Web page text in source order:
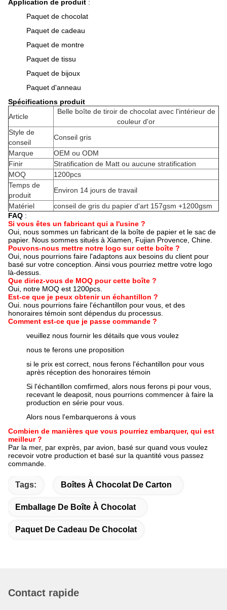
Application de produit :
Paquet de chocolat
Paquet de cadeau
Paquet de montre
Paquet de tissu
Paquet de bijoux
Paquet d'anneau
Spécifications produit
Article
Belle boîte de tiroir de chocolat avec l'intérieur de
couleur d'or
Style de
conseil
Conseil gris
Marque
OEM ou ODM
Finir
Stratification de Matt ou aucune stratification
MOQ
1200pcs
Temps de
produit
Environ 14 jours de travail
Matériel
conseil de gris du papier d'art 157gsm +1200gsm
FAQ :
Si vous êtes un fabricant qui a l'usine ?
Oui, nous sommes un fabricant de la boîte de papier et le sac de
papier. Nous sommes situés à Xiamen, Fujian Provence, Chine.
Pouvons-nous mettre notre logo sur cette boîte ?
Oui, nous pourrions faire l'adaptons aux besoins du client pour
basé sur votre conception. Ainsi vous pourriez mettre votre logo
là-dessus.
Que diriez-vous de MOQ pour cette boîte ?
Oui, notre MOQ est 1200pcs.
Est-ce que je peux obtenir un échantillon ?
Oui. nous pourrions faire l'échantillon pour vous, et des
honoraires témoin sont dépendus du processus.
Comment est-ce que je passe commande ?
veuillez nous fournir les détails que vous voulez
nous te ferons une proposition
si le prix est correct, nous ferons l'échantillon pour vous
après réception des honoraires témoin
Si l'échantillon comfirmed, alors nous ferons pi pour vous,
recevant le deaposit, nous pourrions commencer à faire la
production en série pour vous.
Alors nous l'embarquerons à vous
Combien de manières que vous pourriez embarquer, qui est
meilleur ?
Par la mer, par exprès, par avion, basé sur quand vous voulez
recevoir votre production et basé sur la quantité vous passez
commande.
Tags: Boîtes À Chocolat De Carton
Emballage De Boîte À Chocolat
Paquet De Cadeau De Chocolat
Contact rapide